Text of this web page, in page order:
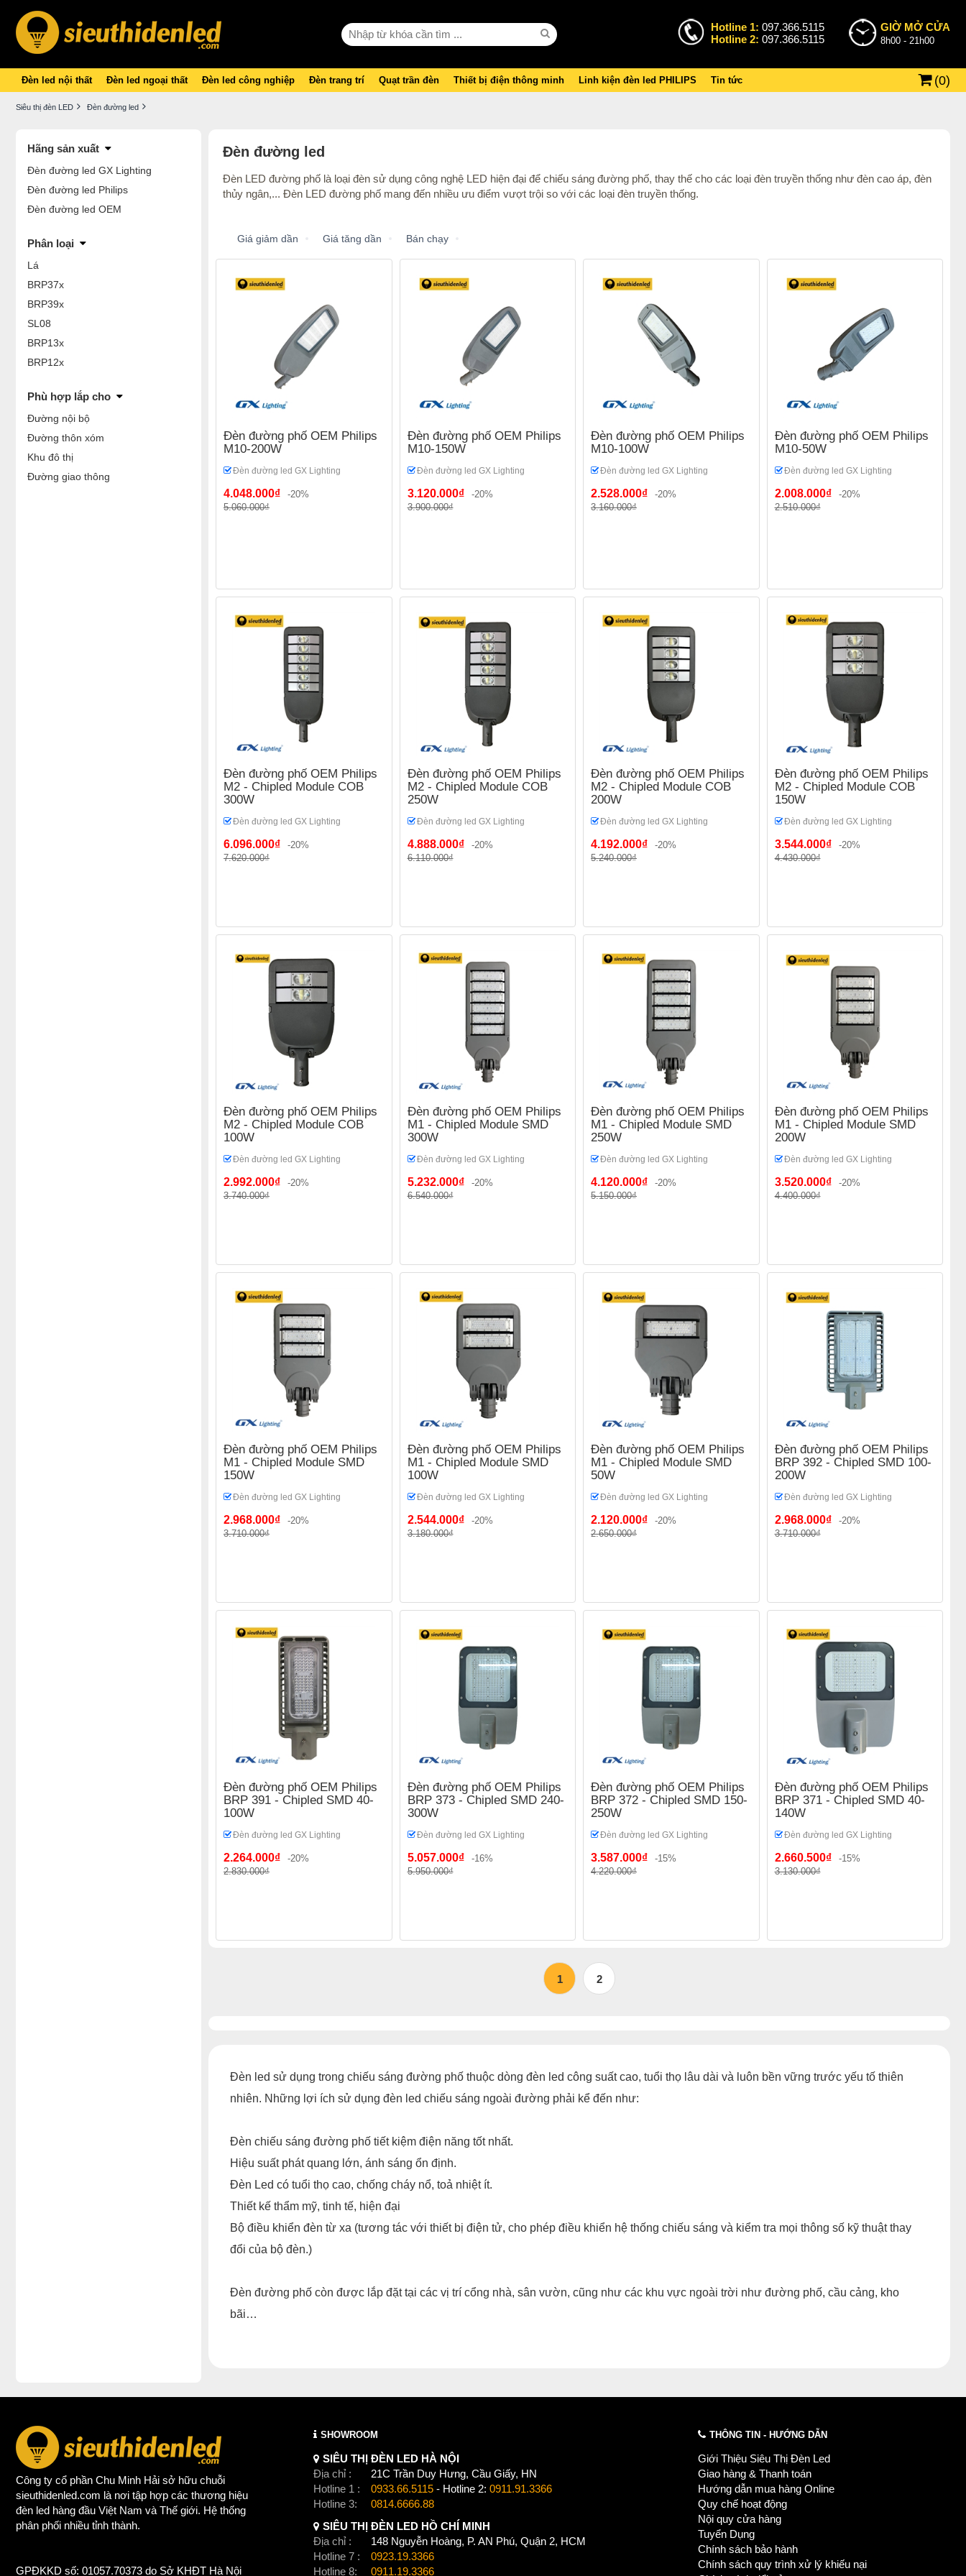
Hotline 1: 097.366.5115
Hotline 2: 097.366.5115
GIỜ MỞ CỬA
8h00 - 21h00
Đèn led nội thất Đèn led ngoại thất Đèn led công nghiệp Đèn trang trí Quạt trần đèn Thiết bị điện thông minh Linh kiện đèn led PHILIPS Tin tức (0)
Siêu thị đèn LED Đèn đường led
Hãng sản xuất
Đèn đường led GX Lighting
Đèn đường led Philips
Đèn đường led OEM
Phân loại
Lá
BRP37x
BRP39x
SL08
BRP13x
BRP12x
Phù hợp lắp cho
Đường nội bộ
Đường thôn xóm
Khu đô thị
Đường giao thông
Đèn đường led
Đèn LED đường phố là loại đèn sử dụng công nghệ LED hiện đại để chiếu sáng đường phố, thay thế cho các loại đèn truyền thống như đèn cao áp, đèn
thủy ngân,... Đèn LED đường phố mang đến nhiều ưu điểm vượt trội so với các loại đèn truyền thống.
Giá giảm dần Giá tăng dần Bán chạy
Đèn đường phố OEM Philips
M10-200W
Đèn đường led GX Lighting
4.048.000₫
-20%
5.060.000₫
Đèn đường phố OEM Philips
M10-150W
Đèn đường led GX Lighting
3.120.000₫
-20%
3.900.000₫
Đèn đường phố OEM Philips
M10-100W
Đèn đường led GX Lighting
2.528.000₫
-20%
3.160.000₫
Đèn đường phố OEM Philips
M10-50W
Đèn đường led GX Lighting
2.008.000₫
-20%
2.510.000₫
Đèn đường phố OEM Philips
M2 - Chipled Module COB
300W
Đèn đường led GX Lighting
6.096.000₫
-20%
7.620.000₫
Đèn đường phố OEM Philips
M2 - Chipled Module COB
250W
Đèn đường led GX Lighting
4.888.000₫
-20%
6.110.000₫
Đèn đường phố OEM Philips
M2 - Chipled Module COB
200W
Đèn đường led GX Lighting
4.192.000₫
-20%
5.240.000₫
Đèn đường phố OEM Philips
M2 - Chipled Module COB
150W
Đèn đường led GX Lighting
3.544.000₫
-20%
4.430.000₫
Đèn đường phố OEM Philips
M2 - Chipled Module COB
100W
Đèn đường led GX Lighting
2.992.000₫
-20%
3.740.000₫
Đèn đường phố OEM Philips
M1 - Chipled Module SMD
300W
Đèn đường led GX Lighting
5.232.000₫
-20%
6.540.000₫
Đèn đường phố OEM Philips
M1 - Chipled Module SMD
250W
Đèn đường led GX Lighting
4.120.000₫
-20%
5.150.000₫
Đèn đường phố OEM Philips
M1 - Chipled Module SMD
200W
Đèn đường led GX Lighting
3.520.000₫
-20%
4.400.000₫
Đèn đường phố OEM Philips
M1 - Chipled Module SMD
150W
Đèn đường led GX Lighting
2.968.000₫
-20%
3.710.000₫
Đèn đường phố OEM Philips
M1 - Chipled Module SMD
100W
Đèn đường led GX Lighting
2.544.000₫
-20%
3.180.000₫
Đèn đường phố OEM Philips
M1 - Chipled Module SMD
50W
Đèn đường led GX Lighting
2.120.000₫
-20%
2.650.000₫
Đèn đường phố OEM Philips
BRP 392 - Chipled SMD 100-
200W
Đèn đường led GX Lighting
2.968.000₫
-20%
3.710.000₫
Đèn đường phố OEM Philips
BRP 391 - Chipled SMD 40-
100W
Đèn đường led GX Lighting
2.264.000₫
-20%
2.830.000₫
Đèn đường phố OEM Philips
BRP 373 - Chipled SMD 240-
300W
Đèn đường led GX Lighting
5.057.000₫
-16%
5.950.000₫
Đèn đường phố OEM Philips
BRP 372 - Chipled SMD 150-
250W
Đèn đường led GX Lighting
3.587.000₫
-15%
4.220.000₫
Đèn đường phố OEM Philips
BRP 371 - Chipled SMD 40-
140W
Đèn đường led GX Lighting
2.660.500₫
-15%
3.130.000₫
1 2
Đèn led sử dụng trong chiếu sáng đường phố thuộc dòng đèn led công suất cao, tuổi thọ lâu dài và luôn bền vững trước yếu tố thiên
nhiên. Những lợi ích sử dụng đèn led chiếu sáng ngoài đường phải kể đến như:
Đèn chiếu sáng đường phố tiết kiệm điện năng tốt nhất.
Hiệu suất phát quang lớn, ánh sáng ổn định.
Đèn Led có tuổi thọ cao, chống cháy nổ, toả nhiệt ít.
Thiết kế thẩm mỹ, tinh tế, hiện đại
Bộ điều khiển đèn từ xa (tương tác với thiết bị điện tử, cho phép điều khiển hệ thống chiếu sáng và kiểm tra mọi thông số kỹ thuật thay
đổi của bộ đèn.)
Đèn đường phố còn được lắp đặt tại các vị trí cổng nhà, sân vườn, cũng như các khu vực ngoài trời như đường phố, cầu cảng, kho
bãi…
Công ty cổ phần Chu Minh Hải sở hữu chuỗi
sieuthidenled.com là nơi tập hợp các thương hiệu
đèn led hàng đầu Việt Nam và Thế giới. Hệ thống
phân phối nhiều tỉnh thành.
GPĐKKD số: 01057.70373 do Sở KHĐT Hà Nội
SHOWROOM
SIÊU THỊ ĐÈN LED HÀ NỘI
Địa chỉ :
21C Trần Duy Hưng, Cầu Giấy, HN
Hotline 1 :
0933.66.5115 - Hotline 2: 0911.91.3366
Hotline 3:
0814.6666.88
SIÊU THỊ ĐÈN LED HỒ CHÍ MINH
Địa chỉ :
148 Nguyễn Hoàng, P. AN Phú, Quận 2, HCM
Hotline 7 :
0923.19.3366
Hotline 8:
0911.19.3366
THÔNG TIN - HƯỚNG DẪN
Giới Thiệu Siêu Thị Đèn Led
Giao hàng & Thanh toán
Hướng dẫn mua hàng Online
Quy chế hoạt động
Nội quy cửa hàng
Tuyển Dụng
Chính sách bảo hành
Chính sách quy trình xử lý khiếu nại